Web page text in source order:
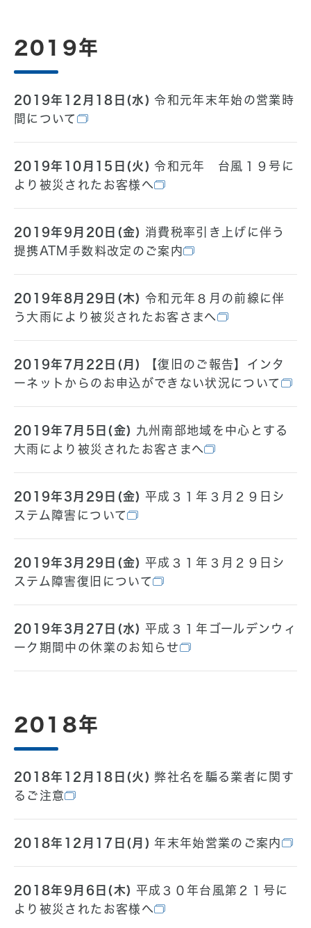
2019年
2019年12月18日(水) 令和元年末年始の営業時
間について
2019年10月15日(火) 令和元年 台風１９号に
より被災されたお客様へ
2019年9月20日(金) 消費税率引き上げに伴う
提携ATM手数料改定のご案内
2019年8月29日(木) 令和元年８月の前線に伴
う大雨により被災されたお客さまへ
2019年7月22日(月)
【復旧のご報告】インタ
ーネットからのお申込ができない状況について
2019年7月5日(金) 九州南部地域を中心とする
大雨により被災されたお客さまへ
2019年3月29日(金) 平成３１年３月２９日シ
ステム障害について
2019年3月29日(金) 平成３１年３月２９日シ
ステム障害復旧について
2019年3月27日(水) 平成３１年ゴールデンウィ
ーク期間中の休業のお知らせ
2018年
2018年12月18日(火) 弊社名を騙る業者に関す
るご注意
2018年12月17日(月) 年末年始営業のご案内
2018年9月6日(木) 平成３０年台風第２１号に
より被災されたお客様へ